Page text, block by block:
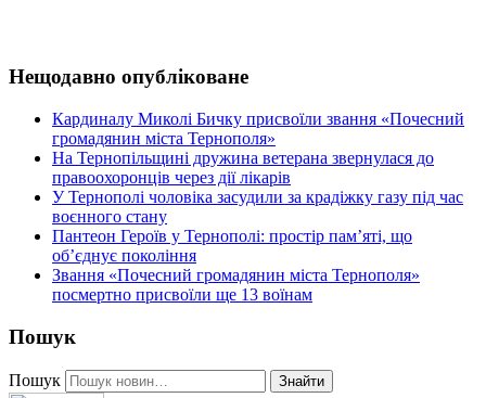
Нещодавно опубліковане
Кардиналу Миколі Бичку присвоїли звання «Почесний
громадянин міста Тернополя»
На Тернопільщині дружина ветерана звернулася до
правоохоронців через дії лікарів
У Тернополі чоловіка засудили за крадіжку газу під час
воєнного стану
Пантеон Героїв у Тернополі: простір пам’яті, що
об’єднує покоління
Звання «Почесний громадянин міста Тернополя»
посмертно присвоїли ще 13 воїнам
Пошук
Пошук Знайти